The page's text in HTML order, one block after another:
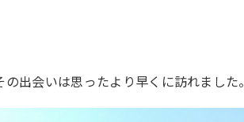
出会いは思ったより早くに訪れました。